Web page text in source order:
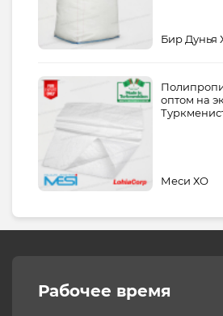
Бир Дунья
оптом на
Меси ХО
Рабочее время